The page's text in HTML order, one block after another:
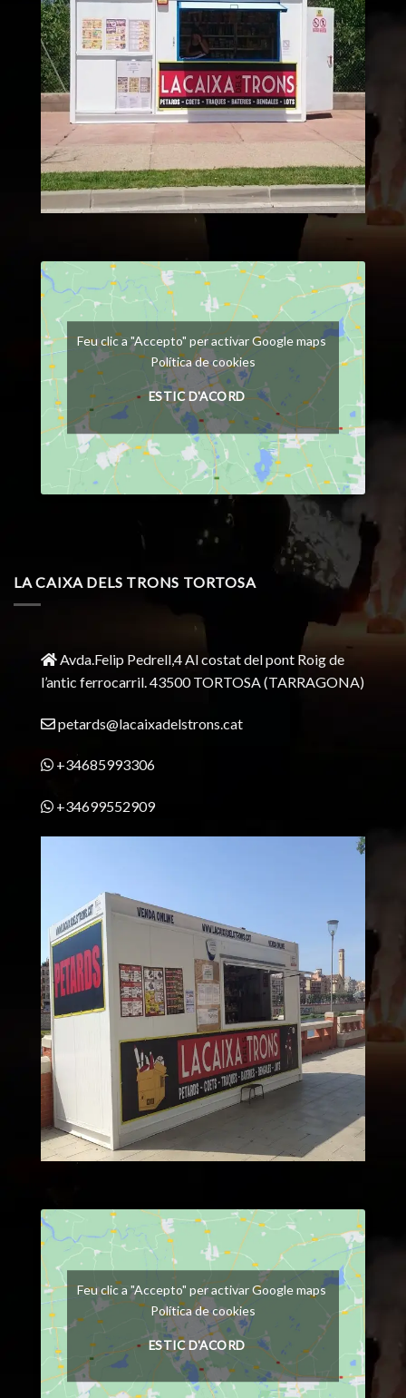
Feu clic a "Accepto" per activar Google maps
Política de cookies
ESTIC D'ACORD
LA CAIXA DELS TRONS TORTOSA
Avda.Felip Pedrell,4 Al costat del pont Roig de
l’antic ferrocarril.43500 TORTOSA(TARRAGONA)
petards@lacaixadelstrons.cat
+34685993306
+34699552909
Feu clic a "Accepto" per activar Google maps
Política de cookies
ESTIC D'ACORD